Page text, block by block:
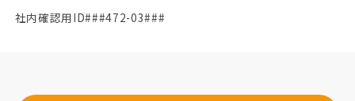
社内確認用ID###472-03###